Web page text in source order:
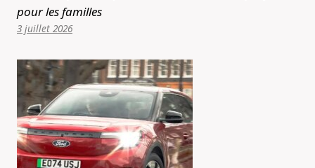
pour les familles
3 juillet 2026